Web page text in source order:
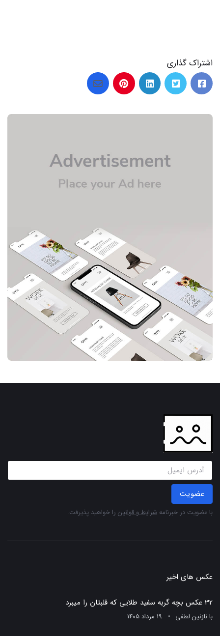
اشتراک گذاری
عضویت
با عضویت در خبرنامه شرایط و قوانین را خواهید پذیرفت.
عکس های اخیر
32 عکس بچه گربه سفید طلایی که قلبتان را میبرد
بانازنین لطفی 19 مرداد 1405